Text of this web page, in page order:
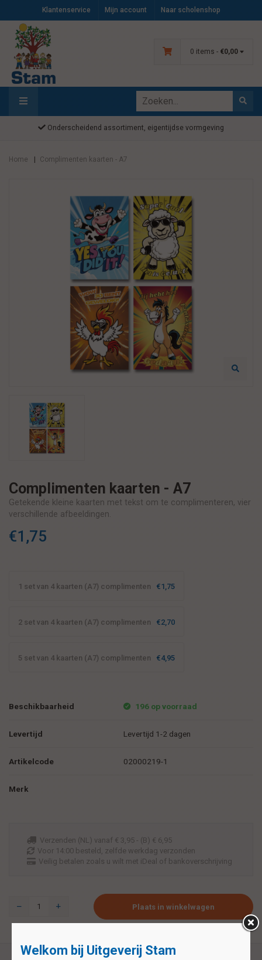
Klantenservice Mijn account Naar scholenshop
0 items - €0,00
Onderscheidend assortiment, eigentijdse vormgeving
Home Complimenten kaarten - A7
Complimenten kaarten - A7
Getekende kleine kaarten met tekst om te complimenteren, vier
verschillende afbeeldingen.
€1,75
1 set van 4 kaarten (A7) complimenten €1,75
2 set van 4 kaarten (A7) complimenten €2,70
5 set van 4 kaarten (A7) complimenten €4,95
Beschikbaarheid 196 op voorraad
Levertijd Levertijd 1-2 dagen
Artikelcode 02000219-1
Merk
Verzenden (NL) vanaf € 3,95 - (B) € 6,95
Voor 14:00 besteld, zelfde werkdag verzonden
Veilig betalen zoals u wilt met iDeal of bankoverschrijving
Plaats in winkelwagen
Welkom bij Uitgeverij Stam